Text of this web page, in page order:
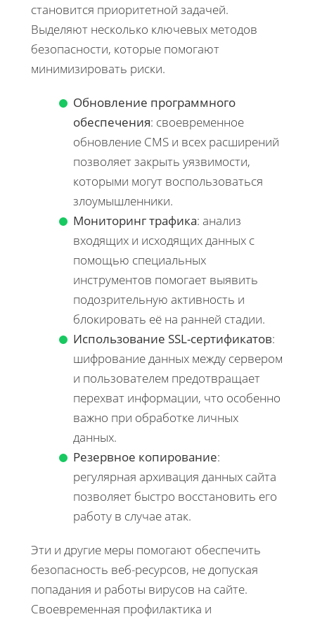
становится приоритетной задачей.
Выделяют несколько ключевых методов
безопасности, которые помогают
минимизировать риски.
Обновление программного
обеспечения: своевременное
обновление CMS и всех расширений
позволяет закрыть уязвимости,
которыми могут воспользоваться
злоумышленники.
Мониторинг трафика: анализ
входящих и исходящих данных с
помощью специальных
инструментов помогает выявить
подозрительную активность и
блокировать её на ранней стадии.
Использование SSL-сертификатов:
шифрование данных между сервером
и пользователем предотвращает
перехват информации, что особенно
важно при обработке личных
данных.
Резервное копирование:
регулярная архивация данных сайта
позволяет быстро восстановить его
работу в случае атак.
Эти и другие меры помогают обеспечить
безопасность веб-ресурсов, не допуская
попадания и работы вирусов на сайте.
Своевременная профилактика и